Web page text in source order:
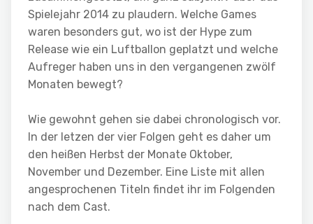
Spielejahr 2014 zu plaudern. Welche Games
waren besonders gut, wo ist der Hype zum
Release wie ein Luftballon geplatzt und welche
Aufreger haben uns in den vergangenen zwölf
Monaten bewegt?
Wie gewohnt gehen sie dabei chronologisch vor.
In der letzen der vier Folgen geht es daher um
den heißen Herbst der Monate Oktober,
November und Dezember. Eine Liste mit allen
angesprochenen Titeln findet ihr im Folgenden
nach dem Cast.